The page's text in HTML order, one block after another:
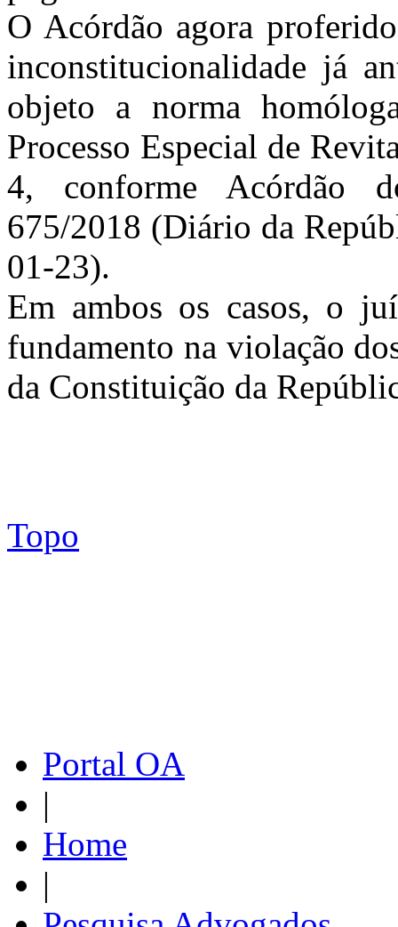
O Acórdão agora
inconstitucionalidade já
objeto a norma
Processo Especial de
4, conforme Acórdão
675/2018 (Diário da
01-23).
Em ambos os casos, o
fundamento na violação
da Constituição da
Topo
Portal OA
|
Home
|